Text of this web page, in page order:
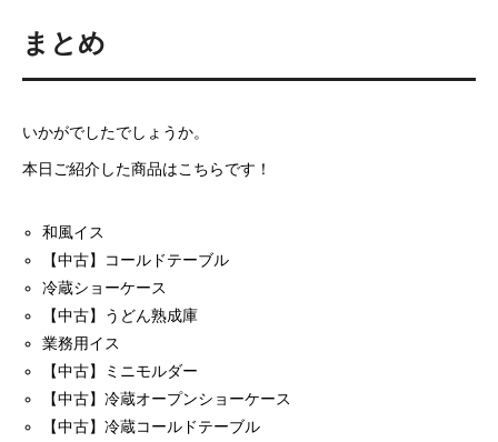
まとめ
いかがでしたでしょうか。
本日ご紹介した商品はこちらです！
和風イス
【中古】コールドテーブル
冷蔵ショーケース
【中古】うどん熟成庫
業務用イス
【中古】ミニモルダー
【中古】冷蔵オープンショーケース
【中古】冷蔵コールドテーブル